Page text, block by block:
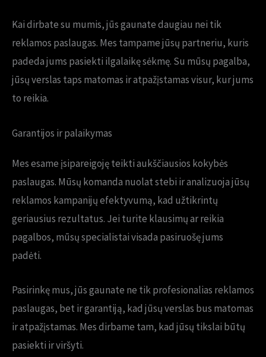
Kai dirbate su mumis, jūs gaunate daugiau nei tik
reklamos paslaugas. Mes tampame jūsų partneriu, kuris
padeda jums pasiekti ilgalaikę sėkmę. Su mūsų pagalba,
jūsų verslas taps matomas ir atpažįstamas visur, kur jums
to reikia.
Garantijos ir palaikymas
Mes esame įsipareigoję teikti aukščiausios kokybės
paslaugas. Mūsų komanda nuolat stebi ir analizuoja jūsų
reklamos kampanijų efektyvumą, kad užtikrintų
geriausius rezultatus. Jei turite klausimų ar reikia
pagalbos, mūsų specialistai visada pasiruošę jums
padėti.
Pasirinkę mus, jūs gaunate ne tik profesionalias reklamos
paslaugas, bet ir garantiją, kad jūsų verslas bus matomas
ir atpažįstamas. Mes dirbame tam, kad jūsų tikslai būtų
pasiekti ir viršyti.